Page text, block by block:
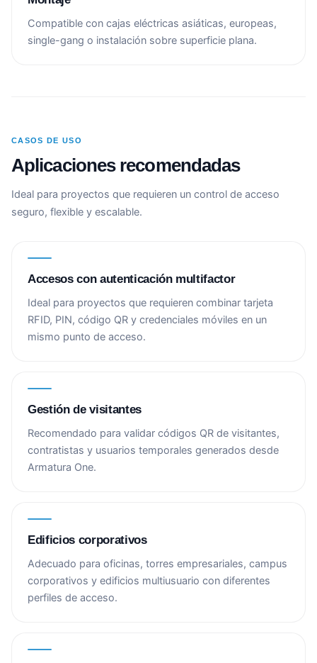
Compatible con cajas eléctricas asiáticas, europeas,
single-gang o instalación sobre superficie plana.
CASOS DE USO
Aplicaciones recomendadas
Ideal para proyectos que requieren un control de acceso
seguro, flexible y escalable.
Accesos con autenticación multifactor
Ideal para proyectos que requieren combinar tarjeta
RFID, PIN, código QR y credenciales móviles en un
mismo punto de acceso.
Gestión de visitantes
Recomendado para validar códigos QR de visitantes,
contratistas y usuarios temporales generados desde
Armatura One.
Edificios corporativos
Adecuado para oficinas, torres empresariales, campus
corporativos y edificios multiusuario con diferentes
perfiles de acceso.